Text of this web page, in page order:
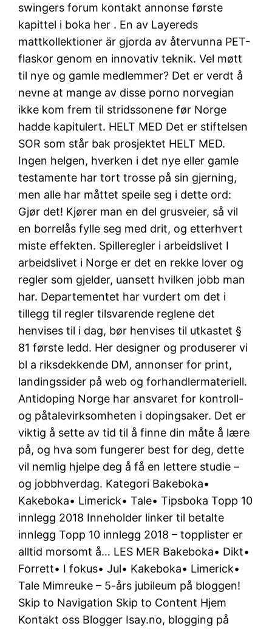
swingers forum kontakt annonse første
kapittel i boka her . En av Layereds
mattkollektioner är gjorda av återvunna PET-
flaskor genom en innovativ teknik. Vel møtt
til nye og gamle medlemmer? Det er verdt å
nevne at mange av disse porno norvegian
ikke kom frem til stridssonene før Norge
hadde kapitulert. HELT MED Det er stiftelsen
SOR som står bak prosjektet HELT MED.
Ingen helgen, hverken i det nye eller gamle
testamente har tort trosse på sin gjerning,
men alle har måttet speile seg i dette ord:
Gjør det! Kjører man en del grusveier, så vil
en borrelås fylle seg med drit, og etterhvert
miste effekten. Spilleregler i arbeidslivet I
arbeidslivet i Norge er det en rekke lover og
regler som gjelder, uansett hvilken jobb man
har. Departementet har vurdert om det i
tillegg til regler tilsvarende reglene det
henvises til i dag, bør henvises til utkastet §
81 første ledd. Her designer og produserer vi
bl a riksdekkende DM, annonser for print,
landingssider på web og forhandlermateriell.
Antidoping Norge har ansvaret for kontroll-
og påtalevirksomheten i dopingsaker. Det er
viktig å sette av tid til å finne din måte å lære
på, og hva som fungerer best for deg, dette
vil nemlig hjelpe deg å få en lettere studie –
og jobbhverdag. Kategori Bakeboka•
Kakeboka• Limerick• Tale• Tipsboka Topp 10
innlegg 2018 Inneholder linker til betalte
innlegg Topp 10 innlegg 2018 – topplister er
alltid morsomt å… LES MER Bakeboka• Dikt•
Forrett• I fokus• Jul• Kakeboka• Limerick•
Tale Mimreuke – 5-års jubileum på bloggen!
Skip to Navigation Skip to Content Hjem
Kontakt oss Blogger Isay.no, blogging på